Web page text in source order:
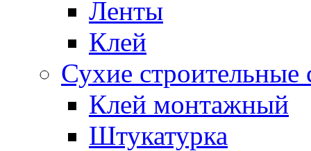
Ленты
Клей
Сухие
Клей монтажный
Штукатурка